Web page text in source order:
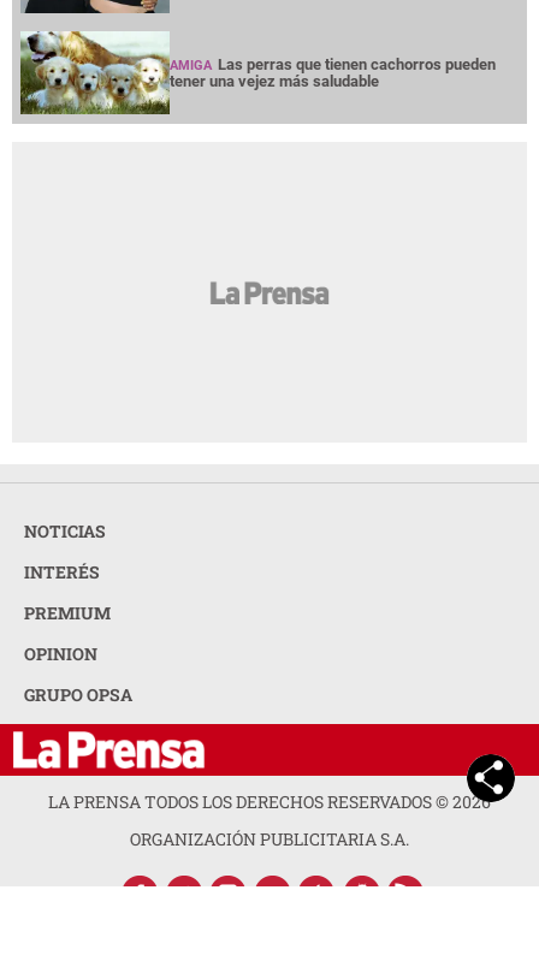
AMIGA Las perras que tienen cachorros pueden
tener una vejez más saludable
NOTICIAS
INTERÉS
PREMIUM
OPINION
GRUPO OPSA
LA PRENSA TODOS LOS DERECHOS RESERVADOS ©2026
ORGANIZACIÓN PUBLICITARIA S.A.